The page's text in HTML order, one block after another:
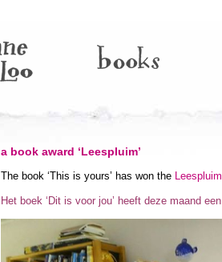
a book award ‘Leespluim’
The book ‘This is yours’ has won the Leespluim
Het boek ‘Dit is voor jou’ heeft deze maand een